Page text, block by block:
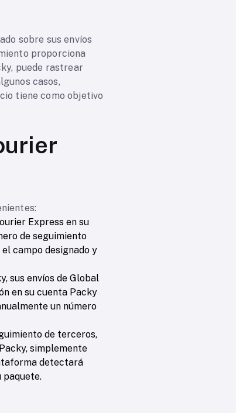
sobre sus envíos
proporciona
puede rastrear
casos,
tiene como objetivo
Express en su
de seguimiento
el campo designado y
sus envíos de Global
en su cuenta Packy
un número
de terceros,
simplemente
detectará